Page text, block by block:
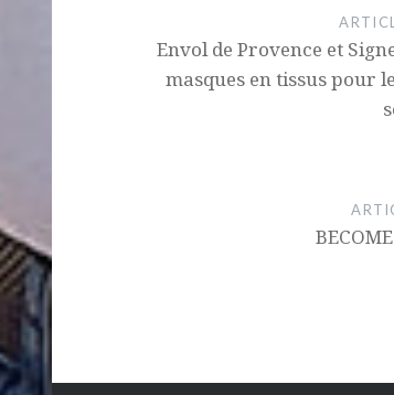
l’articleEnvol de Provence et
masques en tissus pour